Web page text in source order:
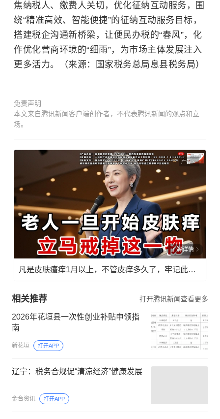
焦纳税人、缴费人关切，优化征纳互动服务，围
绕“精准高效、智能便捷”的征纳互动服务目标，
搭建税企沟通新桥梁，让便民办税的“春风”，化
作优化营商环境的“细雨”，为市场主体发展注入
更多活力。（来源：国家税务总局息县税务局）
免责声明
本文来自腾讯新闻客户端创作者，不代表腾讯新闻的观点和立
场。
广告
了解详情
凡是皮肤瘙痒1月以上，不管皮痒多久了，牢记此法，快！准！狠！
相关推荐 打开腾讯新闻查看更多
2026年花垣县一次性创业补贴申领指
南
新花垣 打开APP
辽宁：税务合规促“清凉经济”健康发展
金台资讯 打开APP